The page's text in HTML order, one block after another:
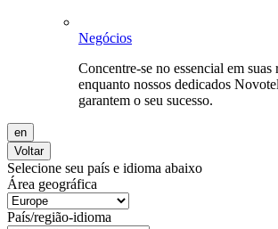
Negócios
Concentre-se no essencial em
enquanto nossos dedicados
garantem o seu sucesso.
en
Voltar
Selecione seu país e idioma abaixo
Área geográfica
País/região-idioma